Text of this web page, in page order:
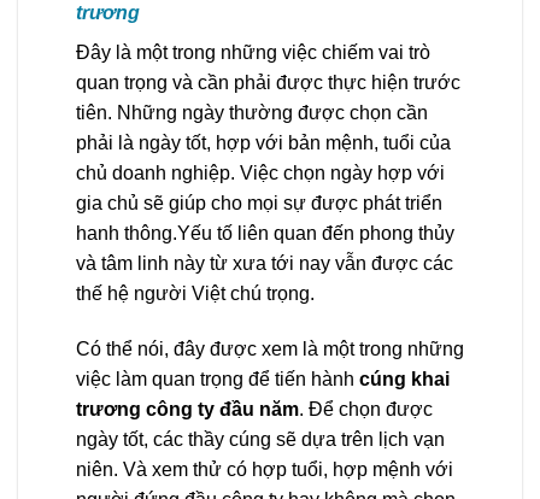
trương
Đây là một trong những việc chiếm vai trò
quan trọng và cần phải được thực hiện trước
tiên. Những ngày thường được chọn cần
phải là ngày tốt, hợp với bản mệnh, tuổi của
chủ doanh nghiệp. Việc chọn ngày hợp với
gia chủ sẽ giúp cho mọi sự được phát triển
hanh thông.Yếu tố liên quan đến phong thủy
và tâm linh này từ xưa tới nay vẫn được các
thế hệ người Việt chú trọng.
Có thể nói, đây được xem là một trong những
việc làm quan trọng để tiến hành cúng khai
trương công ty đầu năm. Để chọn được
ngày tốt, các thầy cúng sẽ dựa trên lịch vạn
niên. Và xem thử có hợp tuổi, hợp mệnh với